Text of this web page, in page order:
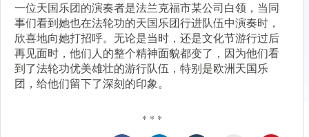
一位天国乐团的演奏者是法兰克福市某公司白领，当同
事们看到她也在法轮功的天国乐团行进队伍中演奏时，
欣喜地向她打招呼。无论是当时，还是文化节游行过后
再见面时，他们人的整个精神面貌都变了，因为他们看
到了法轮功优美雄壮的游行队伍，特别是欧洲天国乐
团，给他们留下了深刻的印象。
* * *